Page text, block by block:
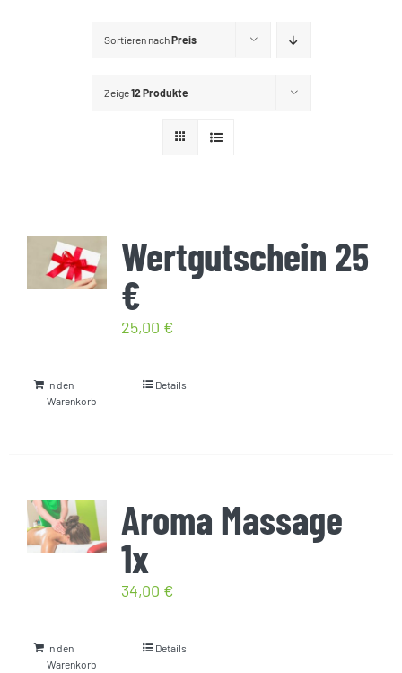
Vertrag widerrufen
Sortieren nachPreis
Zeige12 Produkte
Wertgutschein 25
€
25,00 €
In den
Warenkorb
Details
Aroma Massage
1x
34,00 €
In den
Warenkorb
Details